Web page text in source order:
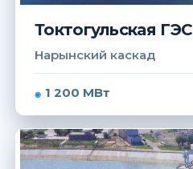
Токтогульская ГЭС
Нарынский каскад
1 200 МВт